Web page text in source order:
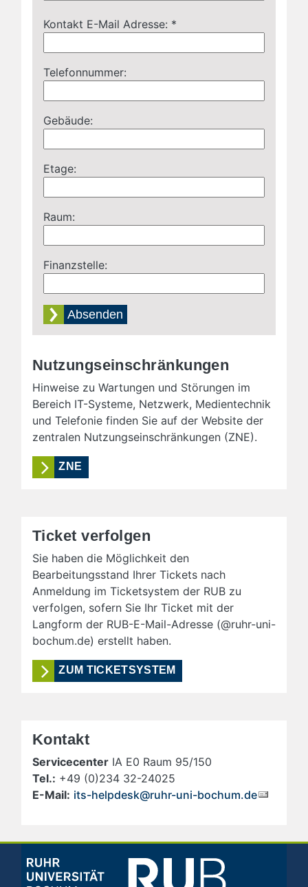
Kontakt E-Mail Adresse: *
Telefonnummer:
Gebäude:
Etage:
Raum:
Finanzstelle:
Nutzungseinschränkungen
Hinweise zu Wartungen und Störungen im
Bereich IT-Systeme, Netzwerk, Medientechnik
und Telefonie finden Sie auf der Website der
zentralen Nutzungseinschränkungen (ZNE).
ZNE
Ticket verfolgen
Sie haben die Möglichkeit den
Bearbeitungsstand Ihrer Tickets nach
Anmeldung im Ticketsystem der RUB zu
verfolgen, sofern Sie Ihr Ticket mit der
Langform der RUB-E-Mail-Adresse (@ruhr-uni-
bochum.de) erstellt haben.
ZUM TICKETSYSTEM
Kontakt
Servicecenter IA E0 Raum 95/150
Tel.: +49 (0)234 32-24025
E-Mail: its-helpdesk@ruhr-uni-bochum.de